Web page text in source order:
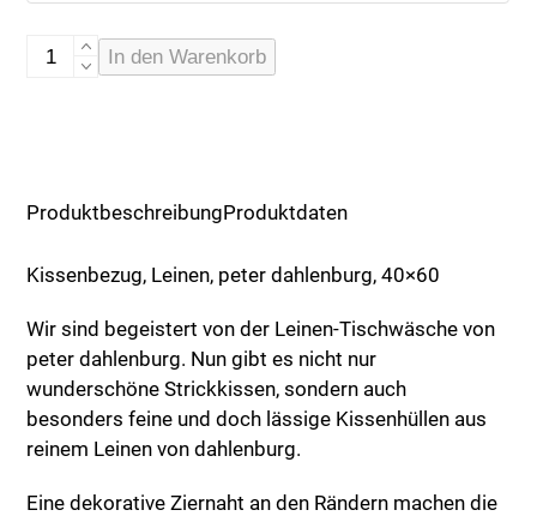
Kissenbezug,In den Warenkorb
ProduktbeschreibungProduktdaten
Kissenbezug, Leinen, peter dahlenburg, 40×60
Wir sind begeistert von der Leinen-Tischwäsche von
peter dahlenburg. Nun gibt es nicht nur
wunderschöne Strickkissen, sondern auch
besonders feine und doch lässige Kissenhüllen aus
reinem Leinen von dahlenburg.
Eine dekorative Ziernaht an den Rändern machen die